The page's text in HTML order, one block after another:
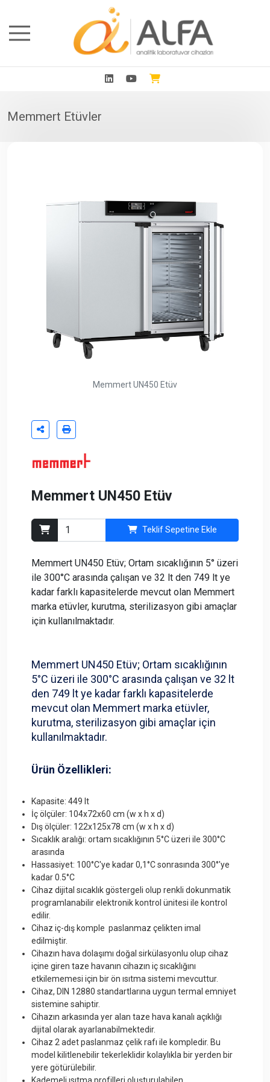
Memmert Etüvler
Memmert UN450 Etüv
Memmert UN450 Etüv
Teklif Sepetine Ekle
Memmert UN450 Etüv; Ortam sıcaklığının 5° üzeri
ile 300°C arasında çalışan ve 32 lt den 749 lt ye
kadar farklı kapasitelerde mevcut olan Memmert
marka etüvler, kurutma, sterilizasyon gibi amaçlar
için kullanılmaktadır.
Memmert UN450 Etüv; Ortam sıcaklığının
5°C üzeri ile 300°C arasında çalışan ve 32 lt
den 749 lt ye kadar farklı kapasitelerde
mevcut olan Memmert marka etüvler,
kurutma, sterilizasyon gibi amaçlar için
kullanılmaktadır.
Ürün Özellikleri:
Kapasite: 449 lt
İç ölçüler: 104x72x60 cm (w x h x d)
Dış ölçüler: 122x125x78 cm (w x h x d)
Sıcaklık aralığı: ortam sıcaklığının 5°C üzeri ile 300°C
arasında
Hassasiyet: 100°C'ye kadar 0,1°C sonrasında 300°'ye
kadar 0.5°C
Cihaz dijital sıcaklık göstergeli olup renkli dokunmatik
programlanabilir elektronik kontrol ünitesi ile kontrol
edilir.
Cihaz iç-dış komple paslanmaz çelikten imal
edilmiştir.
Cihazın hava dolaşımı doğal sirkülasyonlu olup cihaz
içine giren taze havanın cihazın iç sıcaklığını
etkilememesi için bir ön ısıtma sistemi mevcuttur.
Cihaz, DIN 12880 standartlarına uygun termal emniyet
sistemine sahiptir.
Cihazın arkasında yer alan taze hava kanalı açıklığı
dijital olarak ayarlanabilmektedir.
Cihaz 2 adet paslanmaz çelik rafı ile kompledir. Bu
model kilitlenebilir tekerleklidir kolaylıkla bir yerden bir
yere götürülebilir.
Kademeli ısıtma profilleri oluşturulabilen